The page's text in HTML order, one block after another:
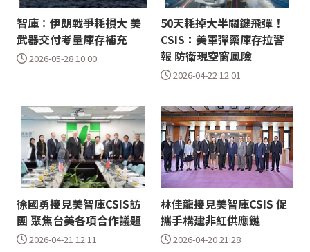
智庫：伊朗戰爭耗損大 美
武器交付考量庫存補充
2026-05-28 10:00
50天耗掉大半關鍵飛彈！
CSIS：美軍彈藥庫存拉警
報 防衛現空窗風險
2026-04-22 12:01
徐國勇接見美智庫CSIS訪
團 聚焦台美各項合作議題
2026-04-21 12:11
林佳龍接見美智庫CSIS 促
攜手構建非紅供應鏈
2026-04-20 21:28